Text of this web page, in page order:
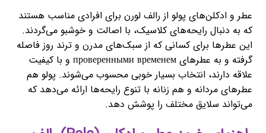
عطر و ادکلن‌های پولو از رالف لورن برای افرادی مناسب هستند
که به دنبال رایحه‌های کلاسیک، با اصالت و خوشبو می‌گردند.
این عطرها برای کسانی که از سبک‌های مدرن و ترند روز فاصله
گرفته و به عطرهای проверенными временем و با کیفیت
علاقه دارند، انتخاب بسیار خوبی محسوب می‌شوند. پولو هم
عطرهای مردانه و هم زنانه با تنوع رایحه‌ها ارائه می‌دهد که
می‌تواند سلایق مختلف را پوشش دهد.